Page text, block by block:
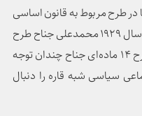
اما در طرح مربوط به قانون اساسی
حق رأی دادن از مسلمانان گرفته شد و کارهای جناح بی‌نتیجه ماند. در سال ۱۹۲۹ محمدعلی جناح طرح
معروفی را در ۱۴ ماده تنظیم کرد و به کنگره داد. گنگره ملی هند به طرح ۱۴ ماده‌ای جناح چندان توجه
سیاسی شبه قاره را دنبال